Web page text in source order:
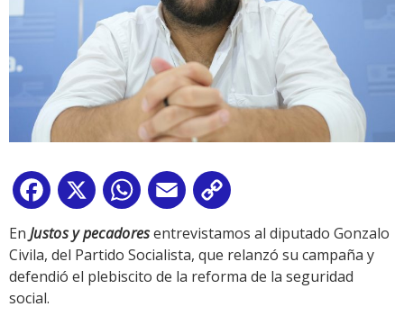
Facebook
X WhatsApp
Email
Link
En Justos y pecadoresentrevistamos al diputado Gonzalo
Civila, del Partido Socialista, que relanzó su campaña y
defendió el plebiscito de la reforma de la seguridad
social.